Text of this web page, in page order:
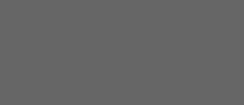
ÚDAJŮ